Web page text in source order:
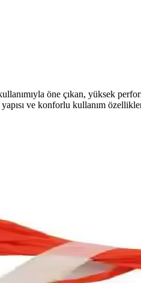
öne çıkan, yüksek
ve konforlu kullanım
ve Konfor Özellikleri
detaylı şekilde
Çözüm